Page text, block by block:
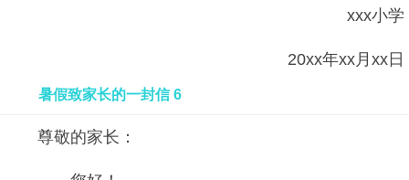
xxx小学
20xx年xx月xx日
暑假致家长的一封信 6
尊敬的家长：